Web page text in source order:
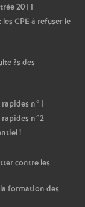
2011
CPE à refuser le
?s des
n°1
n°2
!
contre les
formation des